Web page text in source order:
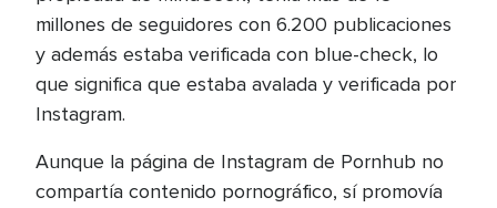
millones de seguidores con 6.200 publicaciones
y además estaba verificada con blue-check, lo
que significa que estaba avalada y verificada por
Instagram.
Aunque la página de Instagram de Pornhub no
compartía contenido pornográfico, sí promovía